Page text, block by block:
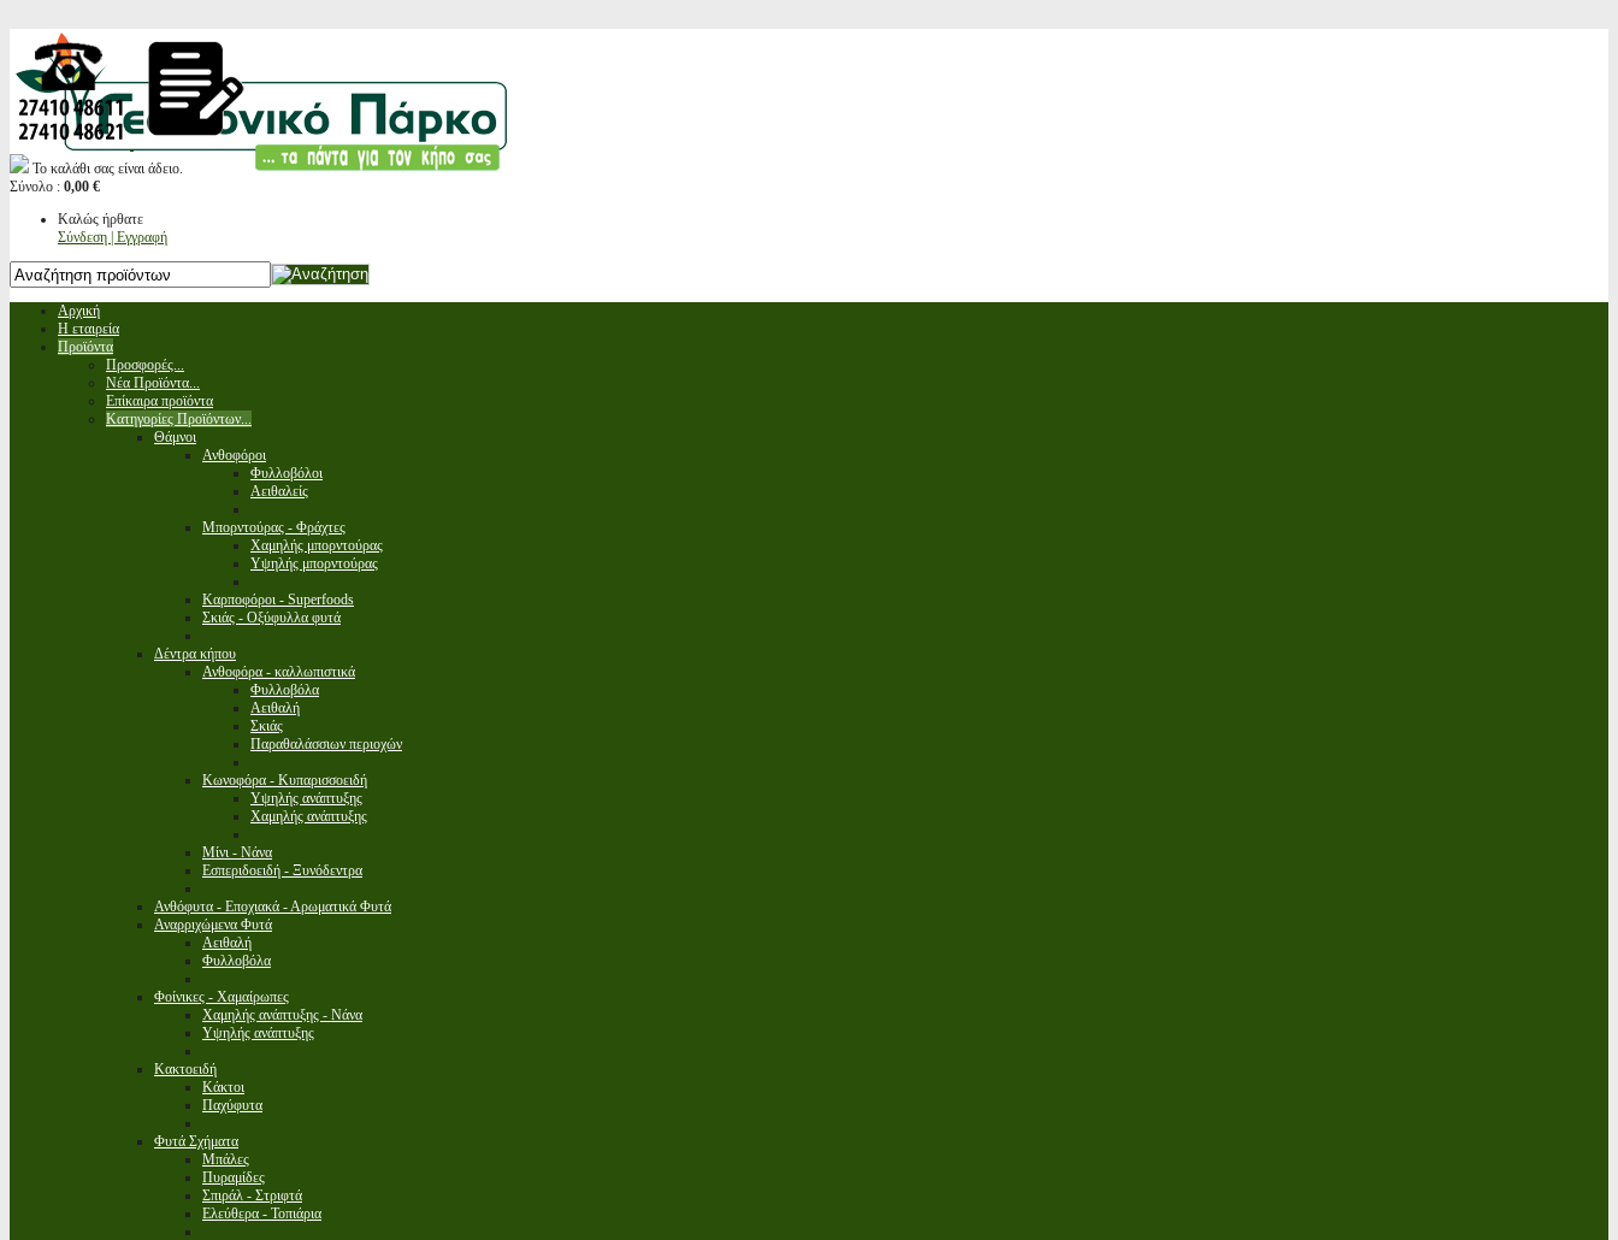
Το καλάθι σας είναι άδειο.
Σύνολο : 0,00 €
Καλώς ήρθατε
Σύνδεση | Εγγραφή
Αρχική
Η εταιρεία
Προϊόντα
Προσφορές...
Νέα Προϊόντα...
Επίκαιρα προϊόντα
Κατηγορίες Προϊόντων...
Θάμνοι
Ανθοφόροι
Φυλλοβόλοι
Αειθαλείς
Μπορντούρας - Φράχτες
Χαμηλής μπορντούρας
Υψηλής μπορντούρας
Καρποφόροι - Superfoods
Σκιάς - Οξύφυλλα φυτά
Δέντρα κήπου
Ανθοφόρα - καλλωπιστικά
Φυλλοβόλα
Αειθαλή
Σκιάς
Παραθαλάσσιων περιοχών
Κωνοφόρα - Κυπαρισσοειδή
Υψηλής ανάπτυξης
Χαμηλής ανάπτυξης
Μίνι - Νάνα
Εσπεριδοειδή - Ξυνόδεντρα
Ανθόφυτα - Εποχιακά - Αρωματικά Φυτά
Αναρριχώμενα Φυτά
Αειθαλή
Φυλλοβόλα
Φοίνικες - Χαμαίρωπες
Χαμηλής ανάπτυξης - Νάνα
Υψηλής ανάπτυξης
Κακτοειδή
Κάκτοι
Παχύφυτα
Φυτά Σχήματα
Μπάλες
Πυραμίδες
Σπιράλ - Στριφτά
Ελεύθερα - Τοπιάρια